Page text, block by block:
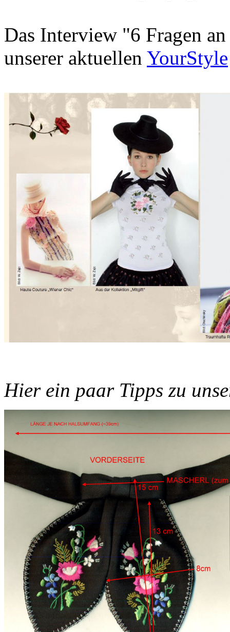
Das Interview "6 Fragen
unserer aktuellen YourStyle
Hier ein paar Tipps zu